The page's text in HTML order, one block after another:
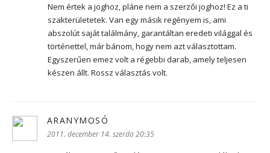
Nem értek a joghoz, pláne nem a szerzői joghoz! Ez a ti
szakterületetek. Van egy másik regényem is, ami
abszolút saját találmány, garantáltan eredeti világgal és
történettel, már bánom, hogy nem azt választottam.
Egyszerűen emez volt a régebbi darab, amely teljesen
készen állt. Rossz választás volt.
ARANYMOSÓ
2011. december 14. szerda 20:35